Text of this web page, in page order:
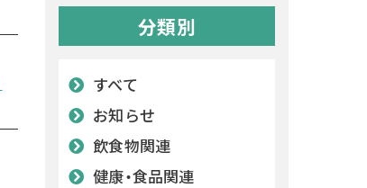
分類別
すべて
お知らせ
飲食物関連
健康・食品関連